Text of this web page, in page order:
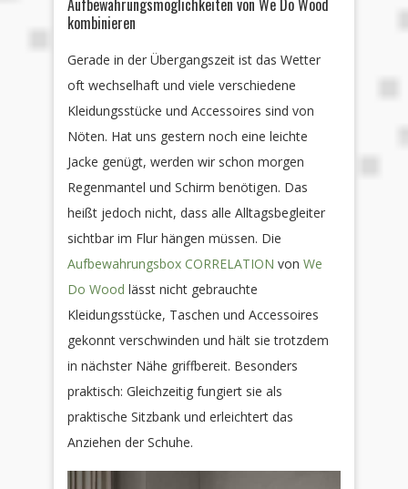
Aufbewahrungsmöglichkeiten von We Do Wood
kombinieren
Gerade in der Übergangszeit ist das Wetter
oft wechselhaft und viele verschiedene
Kleidungsstücke und Accessoires sind von
Nöten. Hat uns gestern noch eine leichte
Jacke genügt, werden wir schon morgen
Regenmantel und Schirm benötigen. Das
heißt jedoch nicht, dass alle Alltagsbegleiter
sichtbar im Flur hängen müssen. Die
Aufbewahrungsbox CORRELATION von We
Do Wood lässt nicht gebrauchte
Kleidungsstücke, Taschen und Accessoires
gekonnt verschwinden und hält sie trotzdem
in nächster Nähe griffbereit. Besonders
praktisch: Gleichzeitig fungiert sie als
praktische Sitzbank und erleichtert das
Anziehen der Schuhe.